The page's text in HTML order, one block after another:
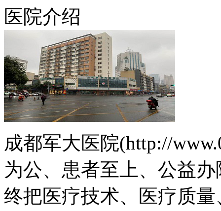
医院介绍
成都军大医院(http://
为公、患者至上、公益
终把医疗技术、医疗质